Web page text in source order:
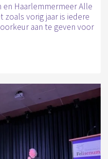
en Haarlemmermeer Alle
zoals vorig jaar is iedere
aan te geven voor